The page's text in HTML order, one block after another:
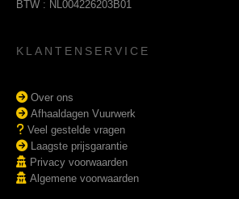
BTW : NL004226203B01
KLANTENSERVICE
Over ons
Afhaaldagen Vuurwerk
Veel gestelde vragen
Laagste prijsgarantie
Privacy voorwaarden
Algemene voorwaarden